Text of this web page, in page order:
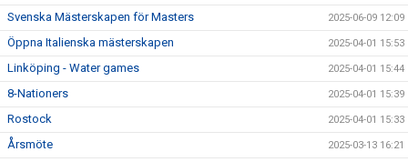
Svenska Mästerskapen för Masters 2025-06-09 12:09
Öppna Italienska mästerskapen 2025-04-01 15:53
Linköping - Water games 2025-04-01 15:44
8-Nationers 2025-04-01 15:39
Rostock 2025-04-01 15:33
Årsmöte 2025-03-13 16:21